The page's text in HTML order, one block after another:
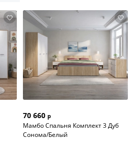
70 660 р
Мамбо Спальня Комплект 3 Дуб
Сонома/Белый